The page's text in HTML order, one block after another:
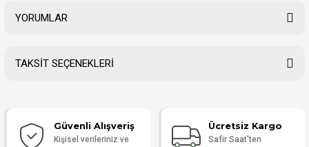
YORUMLAR
Yorum Yaz
TAKSİT SEÇENEKLERİ
Güvenli Alışveriş
Kişisel verileriniz ve
Ücretsiz Kargo
Safir Saat'ten